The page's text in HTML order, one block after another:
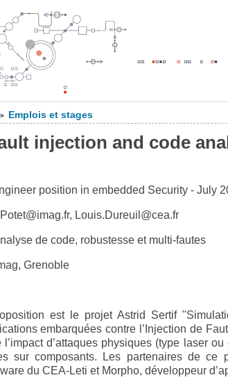
> Emplois et stages
injection and code
position in embedded Security - July
Louis.Dureuil@cea.fr
de code, robustesse et multi-fautes
Grenoble
est le projet Astrid Sertif
embarquées contre l’Injection de
d’attaques physiques (type laser
sur composants. Les partenaires de ce
du CEA-Leti et Morpho, développeur